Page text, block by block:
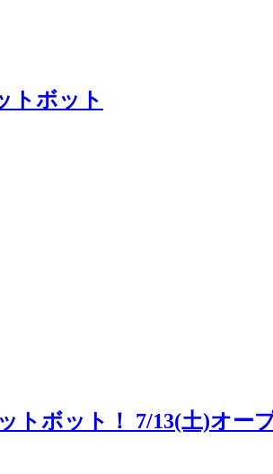
トボット
トボット！ 7/13(土)オー